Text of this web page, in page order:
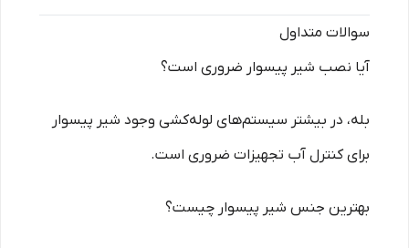
سوالات متداول
آیا نصب شیر پیسوار ضروری است؟
بله، در بیشتر سیستم‌های لوله‌کشی وجود شیر پیسوار
برای کنترل آب تجهیزات ضروری است.
بهترین جنس شیر پیسوار چیست؟